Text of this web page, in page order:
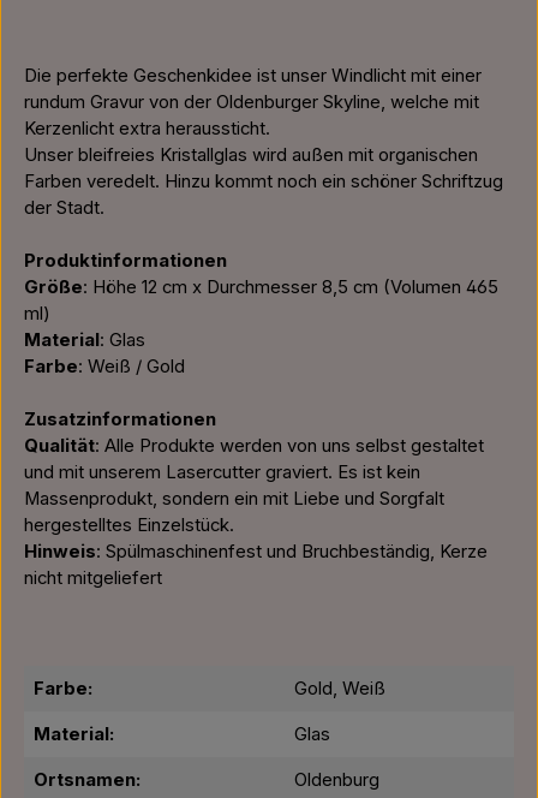
Die perfekte Geschenkidee ist unser Windlicht mit einer
rundum Gravur von der Oldenburger Skyline, welche mit
Kerzenlicht extra heraussticht.
Unser bleifreies Kristallglas wird außen mit organischen
Farben veredelt. Hinzu kommt noch ein schöner Schriftzug
der Stadt.
Produktinformationen
Größe: Höhe 12 cm x Durchmesser 8,5 cm (Volumen 465
ml)
Material: Glas
Farbe: Weiß / Gold
Zusatzinformationen
Qualität: Alle Produkte werden von uns selbst gestaltet
und mit unserem Lasercutter graviert. Es ist kein
Massenprodukt, sondern ein mit Liebe und Sorgfalt
hergestelltes Einzelstück.
Hinweis: Spülmaschinenfest und Bruchbeständig, Kerze
nicht mitgeliefert
Farbe: Gold, Weiß
Material: Glas
Ortsnamen: Oldenburg